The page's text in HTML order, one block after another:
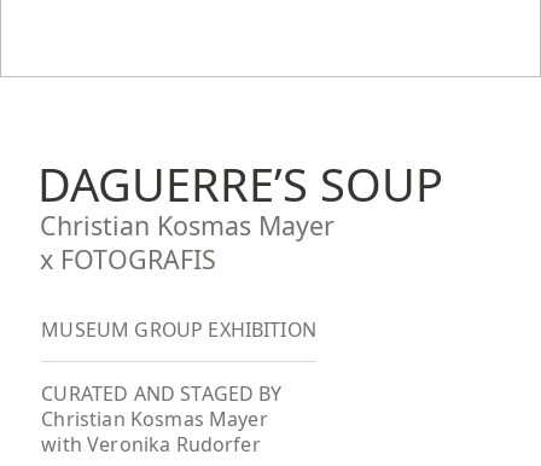
DAGUERRE’S SOUP
Christian Kosmas Mayer
x FOTOGRAFIS
MUSEUM GROUP EXHIBITION
CURATED AND STAGED BY
Christian Kosmas Mayer
with Veronika Rudorfer